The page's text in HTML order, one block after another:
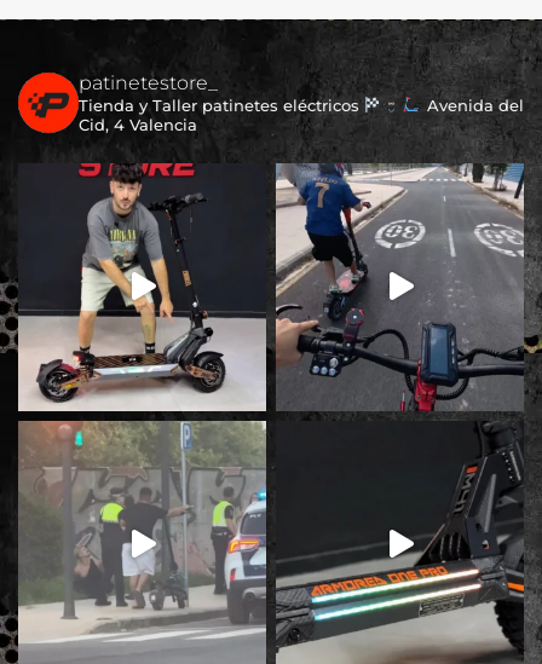
patinetestore_
Tienda y Taller patinetes eléctricos
Avenida del
Cid, 4 Valencia